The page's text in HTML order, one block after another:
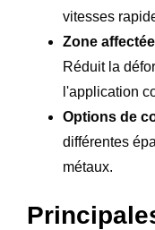
vitesses
Zone
Réduit la
l'application
Options de
différentes
métaux.